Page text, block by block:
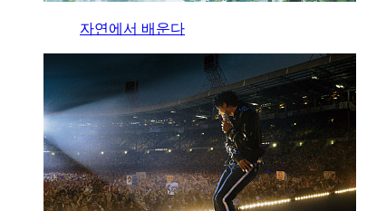
자연에서 배운다